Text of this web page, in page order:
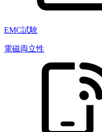
EMC試験
電磁両立性